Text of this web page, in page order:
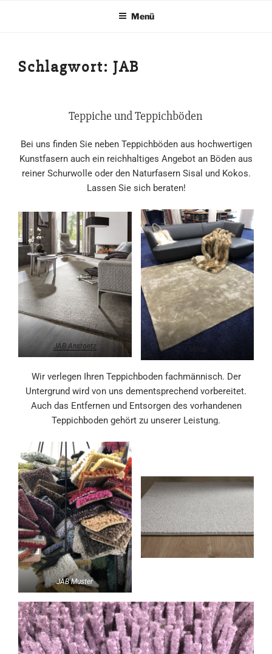
Menü
Schlagwort: JAB
Teppiche und Teppichböden
Bei uns finden Sie neben Teppichböden aus hochwertigen
Kunstfasern auch ein reichhaltiges Angebot an Böden aus
reiner Schurwolle oder den Naturfasern Sisal und Kokos.
Lassen Sie sich beraten!
JAB Anstoetz Miinu
Wir verlegen Ihren Teppichboden fachmännisch. Der
Untergrund wird von uns dementsprechend vorbereitet.
Auch das Entfernen und Entsorgen des vorhandenen
Teppichboden gehört zu unserer Leistung.
JAB Muster